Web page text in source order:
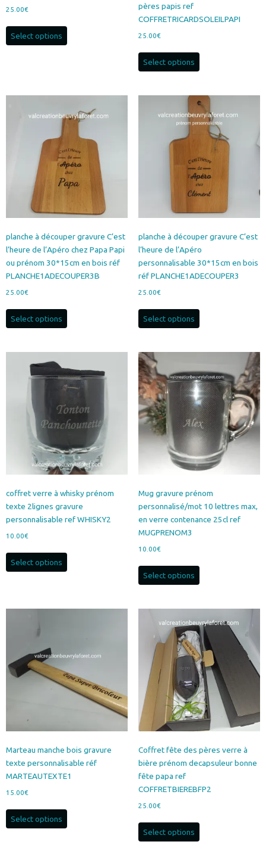
25.00€
Select options
pères papis ref
COFFRETRICARDSOLEILPAPI
25.00€
Select options
planche à découper gravure C’est
l’heure de l’Apéro chez Papa Papi
ou prénom 30*15cm en bois réf
PLANCHE1ADECOUPER3B
25.00€
Select options
planche à découper gravure C’est
l’heure de l’Apéro
personnalisable 30*15cm en bois
réf PLANCHE1ADECOUPER3
25.00€
Select options
coffret verre à whisky prénom
texte 2lignes gravure
personnalisable ref WHISKY2
10.00€
Select options
Mug gravure prénom
personnalisé/mot 10 lettres max,
en verre contenance 25cl ref
MUGPRENOM3
10.00€
Select options
Marteau manche bois gravure
texte personnalisable réf
MARTEAUTEXTE1
15.00€
Select options
Coffret fête des pères verre à
bière prénom decapsuleur bonne
fête papa ref
COFFRETBIEREBFP2
25.00€
Select options